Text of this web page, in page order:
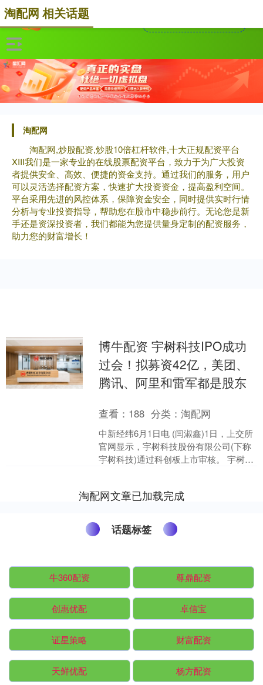
淘配网
淘配网,炒股配资,炒股10倍杠杆软件,十大正规配资平台
XIII‌我们是一家专业的在线股票配资平台，致力于为广大投资
者提供安全、高效、便捷的资金支持。通过我们的服务，用户
可以灵活选择配资方案，快速扩大投资资金，提高盈利空间。
平台采用先进的风控体系，保障资金安全，同时提供实时行情
分析与专业投资指导，帮助您在股市中稳步前行。无论您是新
手还是资深投资者，我们都能为您提供量身定制的配资服务，
助力您的财富增长！
淘配网 相关话题
博牛配资 宇树科技IPO成功
过会！拟募资42亿，美团、
腾讯、阿里和雷军都是股东
查看： 188 分类：淘配网
中新经纬6月1日电 (闫淑鑫)1日，上交所
官网显示，宇树科技股份有限公司(下称
宇树科技)通过科创板上市审核。 宇树科
淘配网文章已加载完成
话题标签
牛360配资 尊鼎配资
创惠优配 卓信宝
证星策略 财富配资
天鲜优配 杨方配资